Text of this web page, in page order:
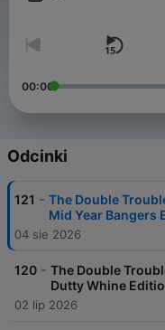
00:00
Odcinki
121 - The Double
Mid Year Bangers
04 sie 2026
120 - The Double
Dutty Whine
02 lip 2026